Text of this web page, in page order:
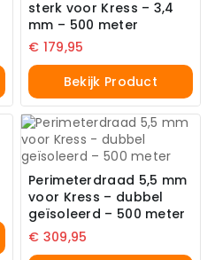
sterk voor Kress – 3,4
mm – 500 meter
€ 179,95
Bekijk Product
Perimeterdraad 5,5 mm
voor Kress – dubbel
geïsoleerd – 500 meter
€ 309,95